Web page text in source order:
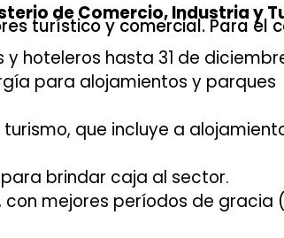
de Comercio, Industria y
turístico y comercial. Para el
y hoteleros hasta 31 de
para alojamientos y parques
que incluye a
brindar caja al sector.
mejores períodos de gracia